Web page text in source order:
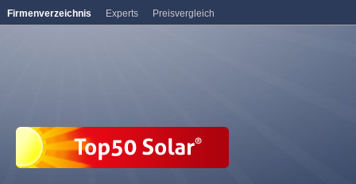
Firmenverzeichnis Experts Preisvergleich